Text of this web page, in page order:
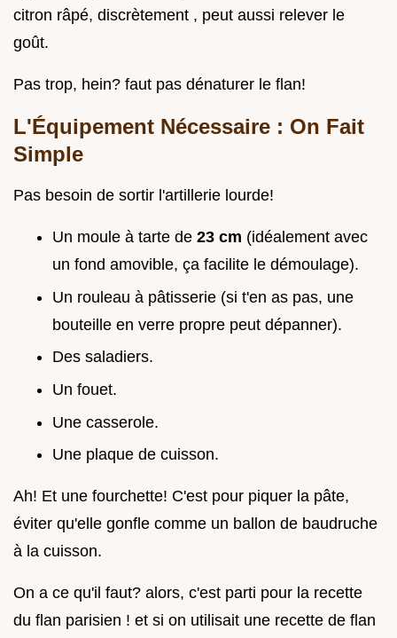
citron râpé, discrètement , peut aussi relever le
goût.
Pas trop, hein? faut pas dénaturer le flan!
L'Équipement Nécessaire : On Fait
Simple
Pas besoin de sortir l'artillerie lourde!
Un moule à tarte de 23 cm (idéalement avec
un fond amovible, ça facilite le démoulage).
Un rouleau à pâtisserie (si t'en as pas, une
bouteille en verre propre peut dépanner).
Des saladiers.
Un fouet.
Une casserole.
Une plaque de cuisson.
Ah! Et une fourchette! C'est pour piquer la pâte,
éviter qu'elle gonfle comme un ballon de baudruche
à la cuisson.
On a ce qu'il faut? alors, c'est parti pour la recette
du flan parisien ! et si on utilisait une recette de flan